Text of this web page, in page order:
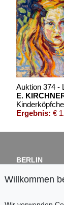
Auktion 374 -
E.
Ergebnis: €
BERLIN
Fasanenstr. 70
Tel.: +49
Willkommen